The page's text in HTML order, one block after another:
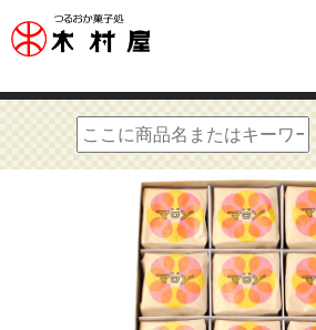
トップページ>洋菓子> マロン 18個入